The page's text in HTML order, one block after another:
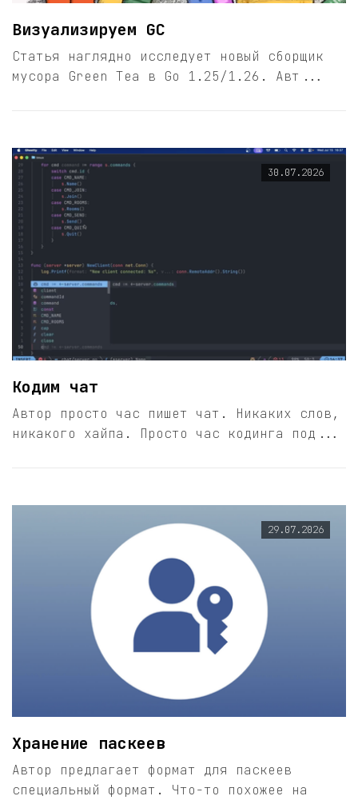
Визуализируем GC
Статья наглядно исследует новый сборщик
мусора Green Tea в Go 1.25/1.26. Авт...
30.07.2026
Кодим чат
Автор просто час пишет чат. Никаких слов,
никакого хайпа. Просто час кодинга под...
29.07.2026
Хранение паскеев
Автор предлагает формат для паскеев
специальный формат. Что-то похожее на